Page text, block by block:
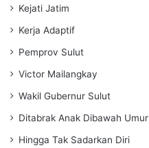
Kejati Jatim
Kerja Adaptif
Pemprov Sulut
Victor Mailangkay
Wakil Gubernur Sulut
Ditabrak Anak Dibawah Umur
Hingga Tak Sadarkan Diri